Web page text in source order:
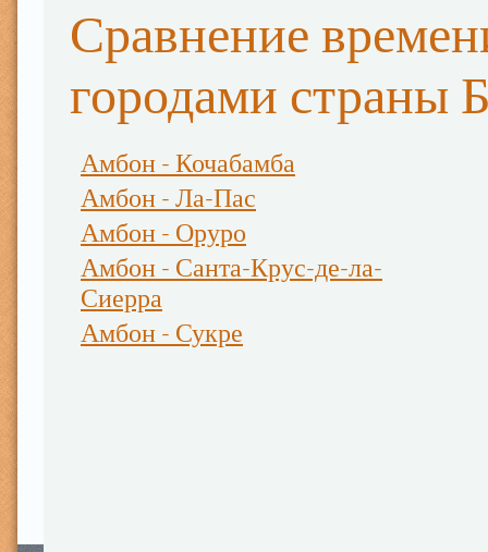
Сравнение
городами страны
Амбон - Кочабамба
Амбон - Ла-Пас
Амбон - Оруро
Амбон - Санта-Крус-де-ла-
Сиерра
Амбон - Сукре